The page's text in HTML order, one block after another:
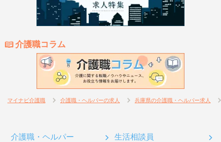
介護職コラム
マイナビ介護職 介護職・ヘルパーの求人 兵庫県の介護職・ヘルパー求人
介護職・ヘルパー 生活相談員